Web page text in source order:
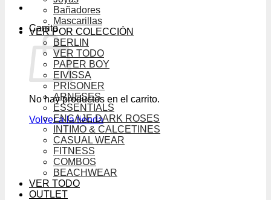
Carrito
No hay productos en el carrito.
Volver a la tienda
Bañadores
Mascarillas
VER POR COLECCIÓN
BERLIN
VER TODO
PAPER BOY
EIVISSA
PRISONER
ARNESES
ESSENTIALS
ENCAJE DARK ROSES
INTIMO & CALCETINES
CASUAL WEAR
FITNESS
COMBOS
BEACHWEAR
VER TODO
OUTLET